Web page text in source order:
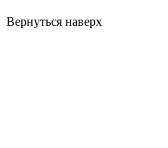
Вернуться наверх